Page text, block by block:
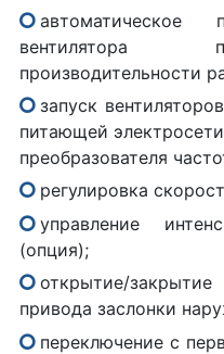
автоматическое
вентилятора
производительности
запуск
питающей
преобразователя
регулировка
управление
(опция);
открытие/
привода заслонки
переключение с